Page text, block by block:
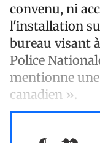
convenu, ni
l'installation
bureau visant
Police
mentionne
canadien ».